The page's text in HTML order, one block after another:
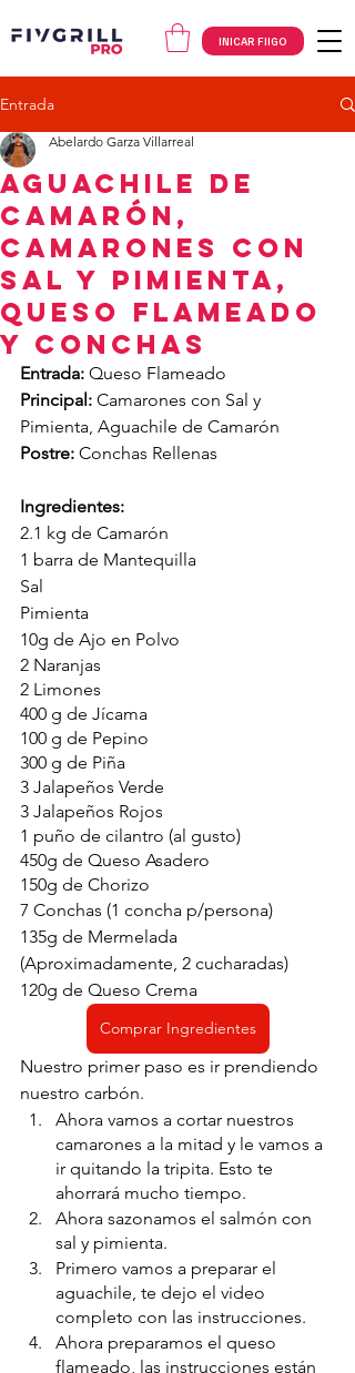
INICAR FIIGO
Entrada
Aguachile de
Camarón,
CAMARONES CON
SAL Y PIMIENTA,
QUESO FLAMEADO
Y CONCHAS
Abelardo Garza Villarreal
Entrada: Queso Flameado
Principal: Camarones con Sal y
Pimienta, Aguachile de Camarón
Postre: Conchas Rellenas
Ingredientes:
2.1 kg de Camarón
1 barra de Mantequilla
Sal
Pimienta
10g de Ajo en Polvo
2 Naranjas
2 Limones
400 g de Jícama
100 g de Pepino
300 g de Piña
3 Jalapeños Verde
3 Jalapeños Rojos
1 puño de cilantro (al gusto)
450g de Queso Asadero
150g de Chorizo
7 Conchas (1 concha p/persona)
135g de Mermelada
(Aproximadamente, 2 cucharadas)
120g de Queso Crema
Comprar Ingredientes
Nuestro primer paso es ir prendiendo
nuestro carbón.
Ahora vamos a cortar nuestros
camarones a la mitad y le vamos a
ir quitando la tripita. Esto te
ahorrará mucho tiempo.
Ahora sazonamos el salmón con
sal y pimienta.
Primero vamos a preparar el
aguachile, te dejo el video
completo con las instrucciones.
Ahora preparamos el queso
flameado, las instrucciones están